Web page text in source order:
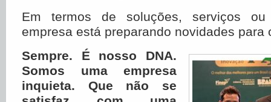
Em termos de soluções, serviços ou
empresa está preparando novidades para
Sempre. É nosso DNA.
Somos uma empresa
inquieta. Que não se